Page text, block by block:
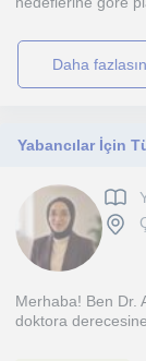
daha
Merhaba! Ben Dr.
doktora